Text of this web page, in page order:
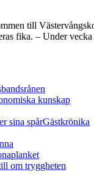
till
fika. – Under
kunskap
sina spårGästkrönika
planket
om tryggheten